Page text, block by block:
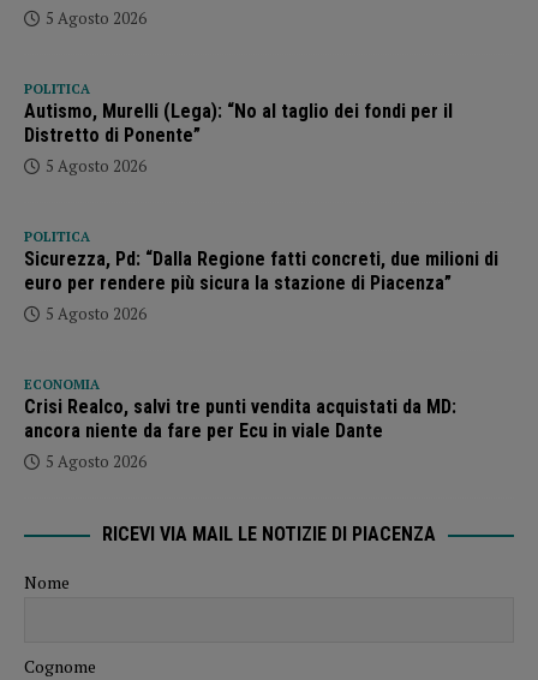
5 Agosto 2026
POLITICA
Autismo, Murelli (Lega): “No al taglio dei fondi per il
Distretto di Ponente”
5 Agosto 2026
POLITICA
Sicurezza, Pd: “Dalla Regione fatti concreti, due milioni di
euro per rendere più sicura la stazione di Piacenza”
5 Agosto 2026
ECONOMIA
Crisi Realco, salvi tre punti vendita acquistati da MD:
ancora niente da fare per Ecu in viale Dante
5 Agosto 2026
RICEVI VIA MAIL LE NOTIZIE DI PIACENZA
Nome
Cognome